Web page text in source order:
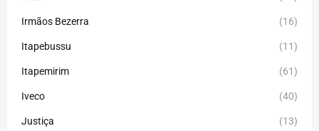
Irmãos Bezerra (16)
Itapebussu (11)
Itapemirim (61)
Iveco (40)
Justiça (13)